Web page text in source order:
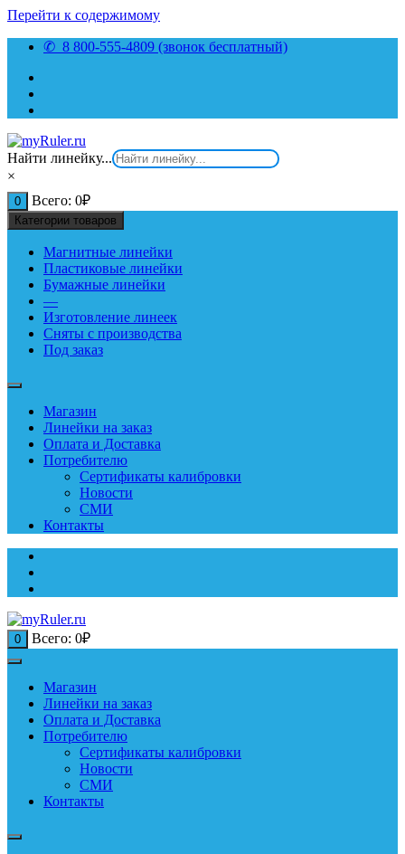
Перейти к содержимому
✆ 8 800-555-4809 (звонок бесплатный)
Найти линейку...
×
0 Всего: 0₽
Категории товаров
Магнитные линейки
Пластиковые линейки
Бумажные линейки
—
Изготовление линеек
Сняты с производства
Под заказ
Магазин
Линейки на заказ
Оплата и Доставка
Потребителю
Сертификаты калибровки
Новости
СМИ
Контакты
0 Всего: 0₽
Магазин
Линейки на заказ
Оплата и Доставка
Потребителю
Сертификаты калибровки
Новости
СМИ
Контакты